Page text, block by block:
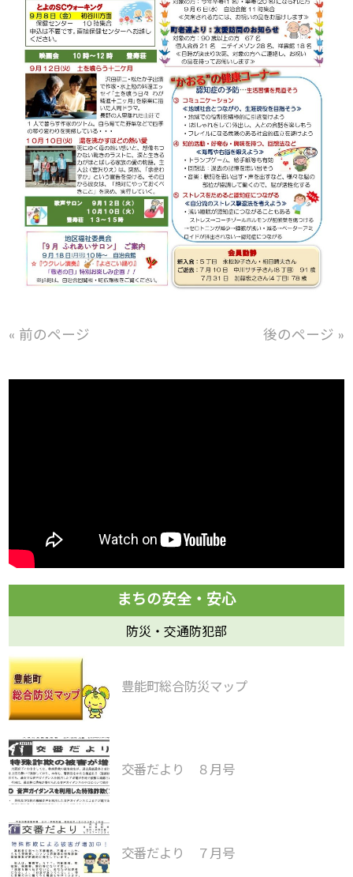
« 前のページ 後のページ »
防災・交通防犯部
豊能町総合防災マップ
交番だより ８月号
交番だより ７月号